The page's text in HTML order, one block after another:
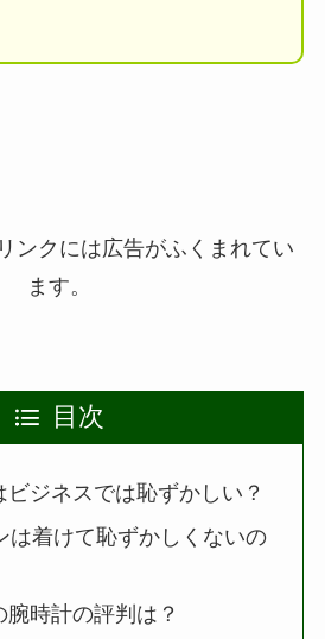
ンクには広告がふくまれてい
ます。
目次
ジネスでは恥ずかしい？
は着けて恥ずかしくないの
時計の評判は？